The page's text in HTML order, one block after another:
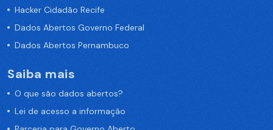
Hacker Cidadão Recife
Dados Abertos Governo Federal
Dados Abertos Pernambuco
Saiba mais
O que são dados abertos?
Lei de acesso a informação